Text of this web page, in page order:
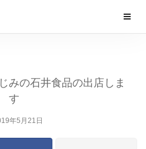
みの石井食品の出店しま
す
年5月21日